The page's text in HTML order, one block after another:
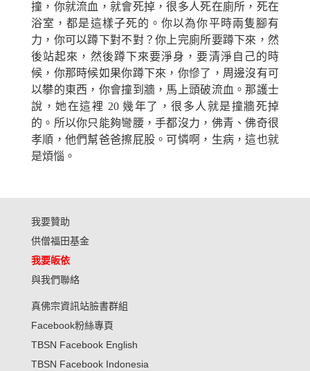
撞，你就流血，就會死掉，很多人死在廁所，死在
浴室，都是這樣子死的。你以為你平時兩隻腳有
力，你可以蹲下對不對？你上完廁所要蹲下來，然
後站起來，然後蹲下來要淨身，要清淨自己的時
候，你那時候如果你蹲下來，你慘了，周邊沒有可
以攀的東西，你會撞到牆，馬上頭破流血。那護士
說， 她在這裡 20 幾年了，很多人就是撞牆死掉
的。所以你只能夠彎腰，手都沒力，佛青、佛奇很
孝順， 他們幫爸爸擦屁股。可憐啊，生病，這也就
是煩惱。
我要贊助
供僧福田基金
我要皈依
與我們聯絡
真佛宗資訊站臉書群組
Facebook粉絲專頁
TBSN Facebook English
TBSN Facebook Indonesia